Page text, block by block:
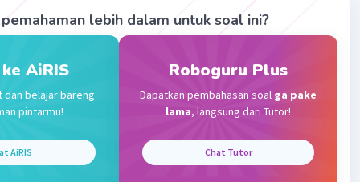
2024 15:28
lebih dalam untuk soal ini?
AiRIS
dan belajar bareng
pintarmu!
AiRIS
Roboguru Plus
Dapatkan pembahasan soal ga pake
lama, langsung dari Tutor!
Chat Tutor